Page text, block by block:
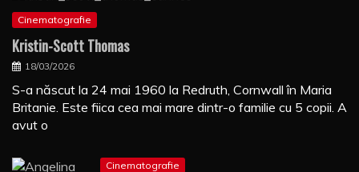
Cinematografie
Kristin-Scott Thomas
18/03/2026
S-a născut la 24 mai 1960 la Redruth, Cornwall în Maria
Britanie. Este fiica cea mai mare dintr-o familie cu 5 copii. A
avut o
Cinematografie